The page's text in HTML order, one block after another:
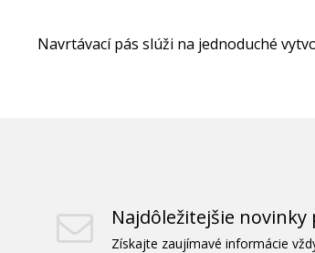
Navrtávací pás slúži na jednoduché
Najdôležitejšie
Získajte zaujímavé informácie